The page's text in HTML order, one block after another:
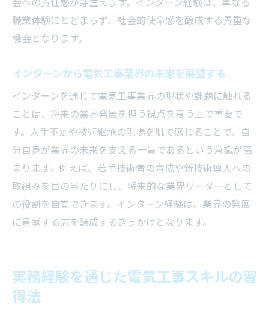
会への責任感が芽生えます。インターン経験は、単なる
職業体験にとどまらず、社会的使命感を醸成する貴重な
機会となります。
インターンから電気工事業界の未来を展望する
インターンを通じて電気工事業界の現状や課題に触れる
ことは、将来の業界発展を担う視点を養う上で重要で
す。人手不足や技術継承の現場を肌で感じることで、自
分自身が業界の未来を支える一員であるという意識が高
まります。例えば、若手技術者の育成や新技術導入への
取組みを目の当たりにし、将来的な業界リーダーとして
の役割を自覚できます。インターン経験は、業界の発展
に貢献する志を醸成するきっかけとなります。
実務経験を通じた電気工事スキルの習
得法